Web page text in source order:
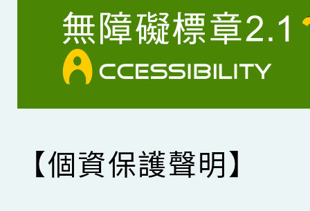
【個資保護聲明】